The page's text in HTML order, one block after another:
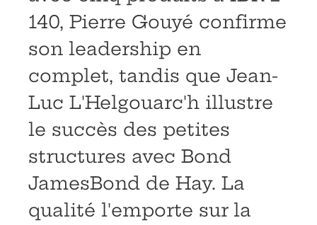
140, Pierre Gouyé confirme
son leadership en
complet, tandis que Jean-
Luc L'Helgouarc'h illustre
le succès des petites
structures avec Bond
JamesBond de Hay. La
qualité l'emporte sur la